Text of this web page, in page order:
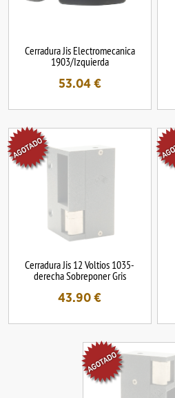
Cerradura Jis Electromecanica
1903/Izquierda
53.04€
Cerradura Jis 12 Voltios 1035-
derecha Sobreponer Gris
43.90 €